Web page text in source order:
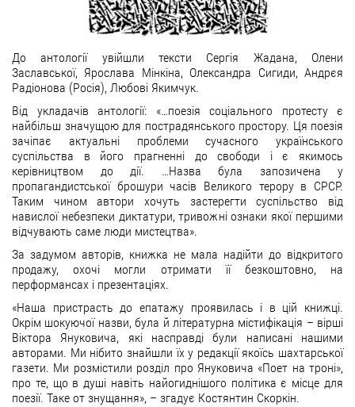
До антології увійшли тексти Сергія Жадана, Олени
Заславської, Ярослава Мінкіна, Олександра Сигиди, Андрєя
Радіонова (Росія), Любові Якимчук.
Від укладачів антології: «…поезія соціального протесту є
найбільш значущою для пострадянського простору. Ця поезія
зачіпає актуальні проблеми сучасного українського
суспільства в його прагненні до свободи і є якимось
керівництвом до дії. …Назва була запозичена у
пропагандистської брошури часів Великого терору в СРСР.
Таким чином автори хочуть застерегти суспільство від
навислої небезпеки диктатури, тривожні ознаки якої першими
відчувають саме люди мистецтва».
За задумом авторів, книжка не мала надійти до відкритого
продажу, охочі могли отримати її безкоштовно, на
перформансах і презентаціях.
«Наша пристрасть до епатажу проявилась і в цій книжці.
Окрім шокуючої назви, була й літературна містифікація – вірші
Віктора Януковича, які насправді були написані нашими
авторами. Ми нібито знайшли їх у редакції якоїсь шахтарської
газети. Ми розмістили розділ про Януковича «Поет на троні»,
про те, що в душі навіть найогиднішого політика є місце для
поезії. Таке от знущання», – згадує Костянтин Скоркін.